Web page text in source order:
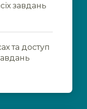
завдань
та доступ